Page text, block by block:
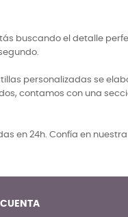
buscando el detalle
personalizadas se
contamos con una
en 24h. Confía en